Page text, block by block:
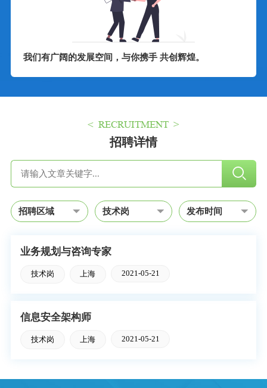
我们有广阔的发展空间，与你携手 共创辉煌。
< RECRUITMENT >
招聘详情
业务规划与咨询专家
技术岗 上海 2021-05-21
信息安全架构师
技术岗 上海 2021-05-21